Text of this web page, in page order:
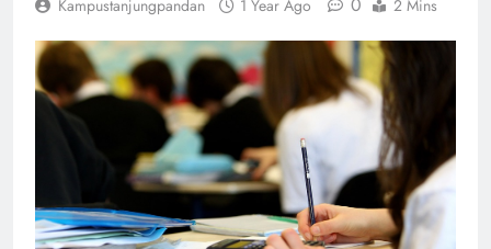
Kampustanjungpandan 1 Year Ago 0 2 Mins